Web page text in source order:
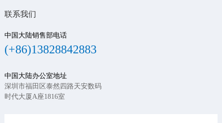
联系我们
中国大陆销售部电话
(+86)13828842883
中国大陆办公室地址
深圳市福田区泰然四路天安数码
时代大厦A座1816室